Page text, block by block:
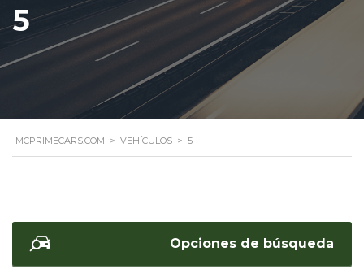
5
MCPRIMECARS.COM > VEHÍCULOS > 5
Opciones de búsqueda